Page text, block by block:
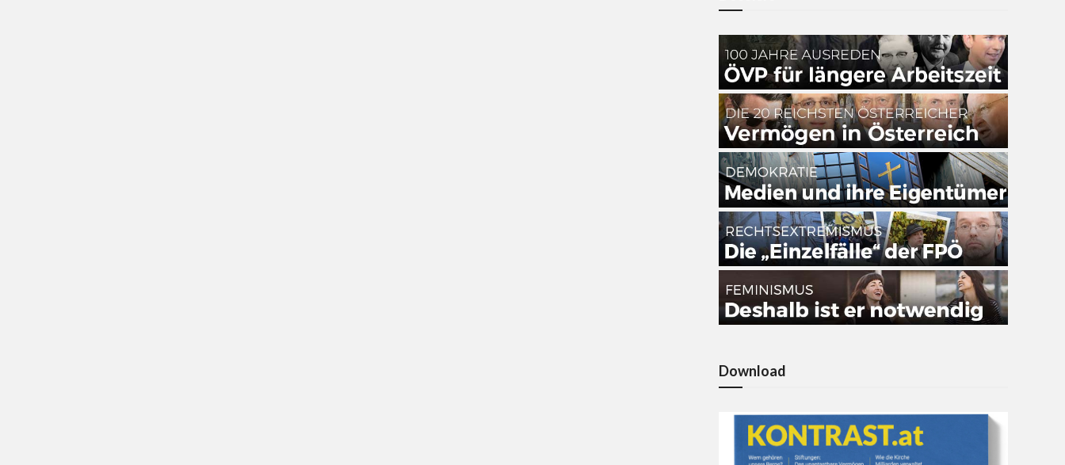
Download